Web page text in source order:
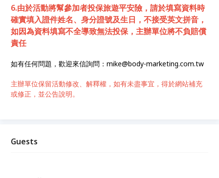
6.由於活動將幫參加者投保旅遊平安險，請於填寫資料時
確實填入證件姓名、身分證號及生日，不接受英文拼音，
如因為資料填寫不全導致無法投保，主辦單位將不負賠償
責任
如有任何問題，歡迎來信詢問：mike@body-marketing.com.tw
主辦單位保留活動修改、解釋權，如有未盡事宜，得於網站補充
或修正，並公告說明。
Guests